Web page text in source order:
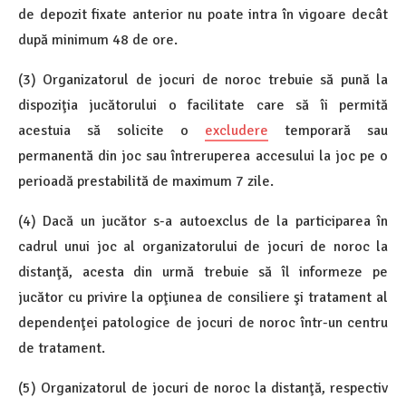
de depozit fixate anterior nu poate intra în vigoare decât
după minimum 48 de ore.
(3) Organizatorul de jocuri de noroc trebuie să pună la
dispoziţia jucătorului o facilitate care să îi permită
acestuia să solicite o excludere temporară sau
permanentă din joc sau întreruperea accesului la joc pe o
perioadă prestabilită de maximum 7 zile.
(4) Dacă un jucător s-a autoexclus de la participarea în
cadrul unui joc al organizatorului de jocuri de noroc la
distanţă, acesta din urmă trebuie să îl informeze pe
jucător cu privire la opţiunea de consiliere şi tratament al
dependenţei patologice de jocuri de noroc într-un centru
de tratament.
(5) Organizatorul de jocuri de noroc la distanţă, respectiv